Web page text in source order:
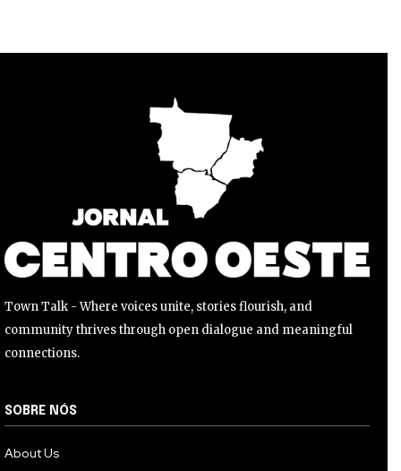
INSCREVER
Li e aceito aPolítica de Privacidade
Town Talk - Where voices unite, stories flourish, and
community thrives through open dialogue and meaningful
connections.
SOBRE NÓS
About Us